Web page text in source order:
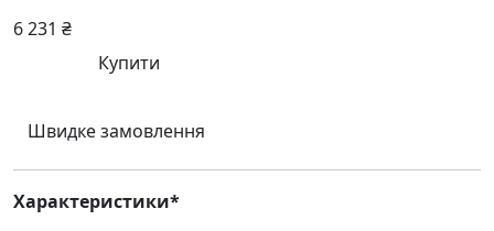
6 231 ₴
Купити
Швидке замовлення
Характеристики*